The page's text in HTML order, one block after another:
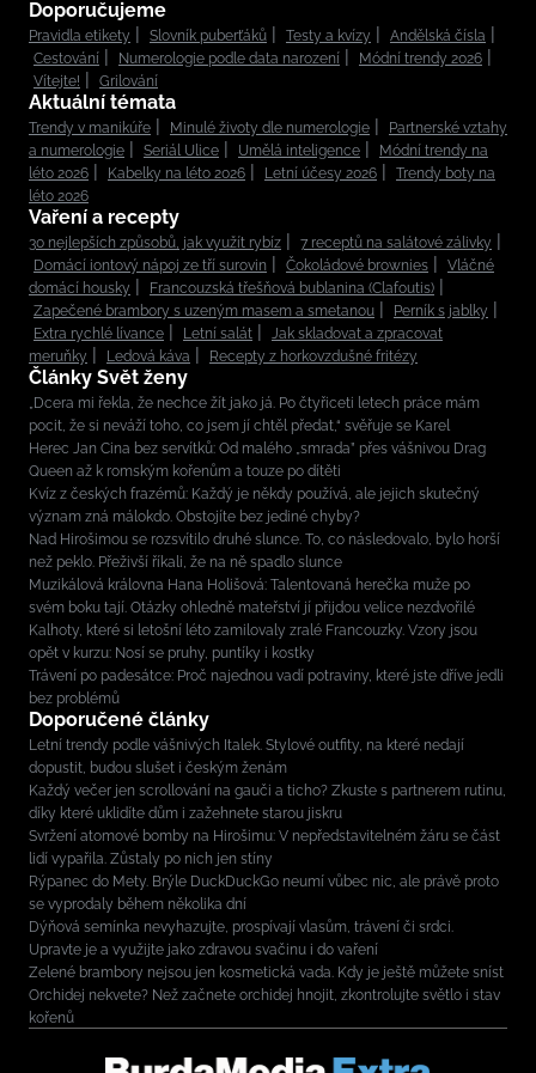
Doporučujeme
Pravidla etikety Slovník puberťáků Testy a kvízy
Andělská čísla
Cestování
Numerologie podle data narození
Módní trendy 2026
Vítejte!
Grilování
Aktuální témata
Trendy v manikúře Minulé životy dle numerologie
Partnerské vztahy
a numerologie
Seriál Ulice Umělá inteligence
Módní trendy na
léto 2026
Kabelky na léto 2026 Letní účesy 2026
Trendy boty na
léto 2026
Vaření a recepty
30 nejlepších způsobů, jak využít rybíz
7 receptů na salátové zálivky
Domácí iontový nápoj ze tří surovin
Čokoládové brownies
Vláčné
domácí housky
Francouzská třešňová bublanina (Clafoutis)
Zapečené brambory s uzeným masem a smetanou
Perník s jablky
Extra rychlé lívance
Letní salát
Jak skladovat a zpracovat
meruňky
Ledová káva Recepty z horkovzdušné fritézy
Články Svět ženy
„Dcera mi řekla, že nechce žít jako já. Po čtyřiceti letech práce mám
pocit, že si neváží toho, co jsem jí chtěl předat,“ svěřuje se Karel
Herec Jan Cina bez servítků: Od malého „smrada” přes vášnivou Drag
Queen až k romským kořenům a touze po dítěti
Kvíz z českých frazémů: Každý je někdy používá, ale jejich skutečný
význam zná málokdo. Obstojíte bez jediné chyby?
Nad Hirošimou se rozsvítilo druhé slunce. To, co následovalo, bylo horší
než peklo. Přeživší říkali, že na ně spadlo slunce
Muzikálová královna Hana Holišová: Talentovaná herečka muže po
svém boku tají. Otázky ohledně mateřství jí přijdou velice nezdvořilé
Kalhoty, které si letošní léto zamilovaly zralé Francouzky. Vzory jsou
opět v kurzu: Nosí se pruhy, puntíky i kostky
Trávení po padesátce: Proč najednou vadí potraviny, které jste dříve jedli
bez problémů
Doporučené články
Letní trendy podle vášnivých Italek. Stylové outfity, na které nedají
dopustit, budou slušet i českým ženám
Každý večer jen scrollování na gauči a ticho? Zkuste s partnerem rutinu,
díky které uklidíte dům i zažehnete starou jiskru
Svržení atomové bomby na Hirošimu: V nepředstavitelném žáru se část
lidí vypařila. Zůstaly po nich jen stíny
Rýpanec do Mety. Brýle DuckDuckGo neumí vůbec nic, ale právě proto
se vyprodaly během několika dní
Dýňová semínka nevyhazujte, prospívají vlasům, trávení či srdci.
Upravte je a využijte jako zdravou svačinu i do vaření
Zelené brambory nejsou jen kosmetická vada. Kdy je ještě můžete sníst
Orchidej nekvete? Než začnete orchidej hnojit, zkontrolujte světlo i stav
kořenů